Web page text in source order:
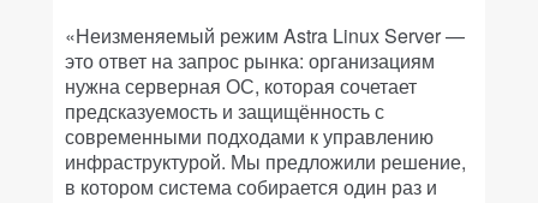
«Неизменяемый режим Astra Linux Server —
это ответ на запрос рынка: организациям
нужна серверная ОС, которая сочетает
предсказуемость и защищённость с
современными подходами к управлению
инфраструктурой. Мы предложили решение,
в котором система собирается один раз и